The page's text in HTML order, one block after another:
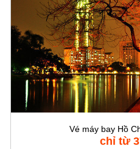
Vé máy bay Hồ
chỉ từ